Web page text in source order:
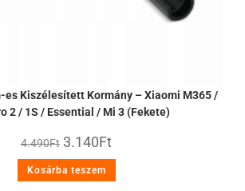
es Kiszélesített Kormány – Xiaomi M365 /
2 / 1S / Essential / Mi 3 (Fekete)
4.490Ft 3.140Ft
Kosárba teszem